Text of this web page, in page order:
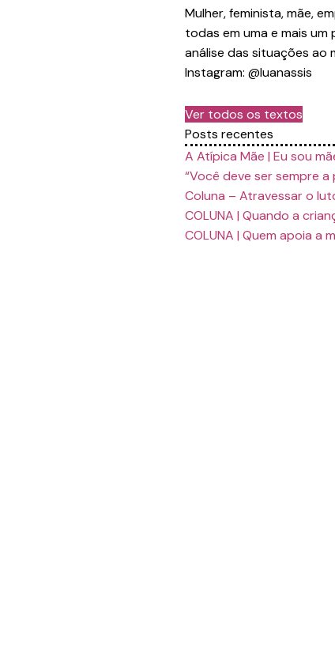
Mulher, feminista, mãe,
todas em uma e mais
análise das situações ao
Instagram: @luanassis
Ver todos os textos
Posts recentes
A Atípica Mãe | Eu sou
“Você deve ser sempre
Coluna – Atravessar o
COLUNA | Quando a
COLUNA | Quem apoia a